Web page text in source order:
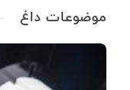
موضوعات داغ